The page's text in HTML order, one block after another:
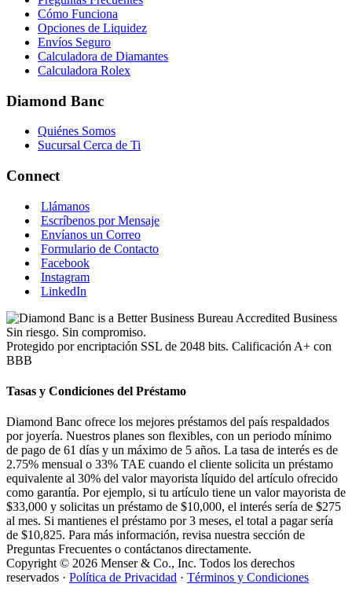
Cómo Funciona
Opciones de Liquidez
Envíos Seguro
Calculadora de Diamantes
Calculadora Rolex
Diamond Banc
Quiénes Somos
Sucursal Cerca de Ti
Connect
Llámanos
Escríbenos por Mensaje
Envíanos un Correo
Formulario de Contacto
Facebook
Instagram
LinkedIn
Sin riesgo. Sin compromiso.
Protegido por encriptación SSL de 2048 bits. Calificación A+ con
BBB
Tasas y Condiciones del Préstamo
Diamond Banc ofrece los mejores préstamos del país respaldados
por joyería. Nuestros planes son flexibles, con un periodo mínimo
de pago de 61 días y un máximo de 5 años. La tasa de interés es de
2.75% mensual o 33% TAE cuando el cliente solicita un préstamo
equivalente al 30% del valor mayorista líquido del artículo ofrecido
como garantía. Por ejemplo, si tu artículo tiene un valor mayorista de
$33,000 y solicitas un préstamo de $10,000, el interés sería de $275
al mes. Si mantienes el préstamo por 3 meses, el total a pagar sería
de $10,825. Para más información, revisa nuestra sección de
Preguntas Frecuentes o contáctanos directamente.
Copyright © 2026 Menser & Co., Inc. Todos los derechos
reservados · Política de Privacidad · Términos y Condiciones